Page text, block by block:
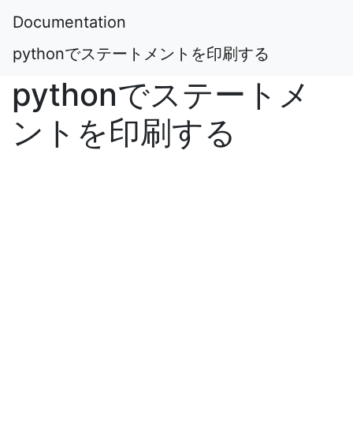
Documentation
pythonでステートメントを印刷する
pythonでステートメ
ントを印刷する